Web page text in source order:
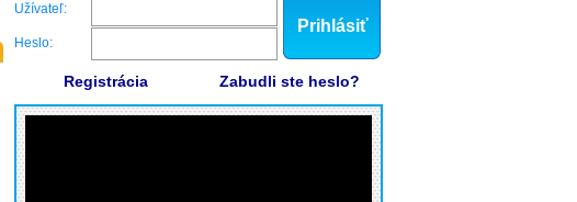
Užívateľ:
Heslo:
Prihlásiť
Registrácia Zabudli ste heslo?